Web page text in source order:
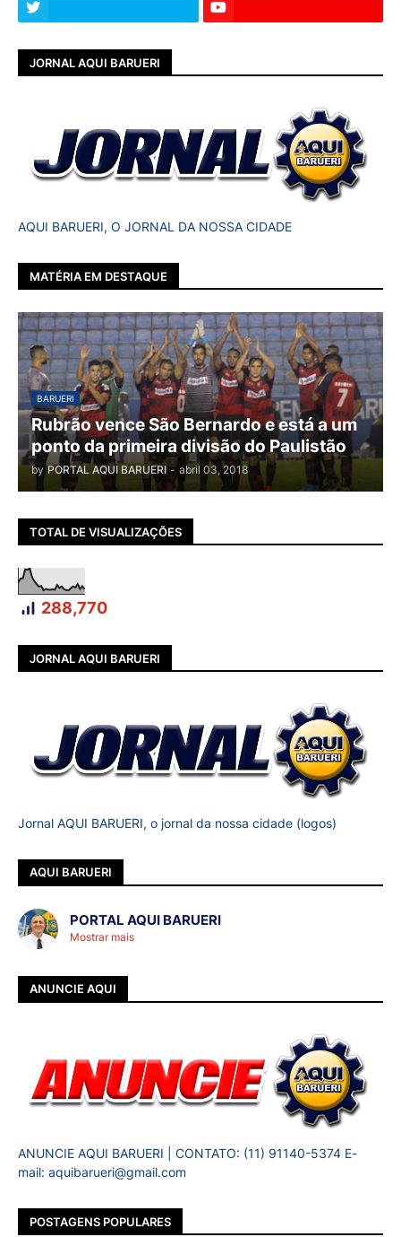
JORNAL AQUI BARUERI
AQUI BARUERI, O JORNAL DA NOSSA CIDADE
MATÉRIA EM DESTAQUE
BARUERI
Rubrão vence São Bernardo e está a um
ponto da primeira divisão do Paulistão
by PORTAL AQUI BARUERI - abril 03, 2018
TOTAL DE VISUALIZAÇÕES
288,770
JORNAL AQUI BARUERI
Jornal AQUI BARUERI, o jornal da nossa cidade (logos)
AQUI BARUERI
PORTAL AQUI BARUERI
Mostrar mais
ANUNCIE AQUI
ANUNCIE AQUI BARUERI | CONTATO: (11) 91140-5374 E-
mail: aquibarueri@gmail.com
POSTAGENS POPULARES